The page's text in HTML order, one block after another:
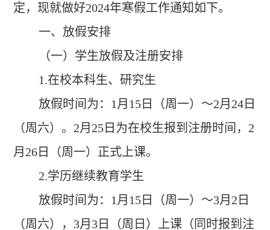
定，现就做好2024年寒假工作通知如下。
一、放假安排
（一）学生放假及注册安排
1.在校本科生、研究生
放假时间为： 1 月 15 日（周一）～2月 24 日
（周六）。 2月 25 日为在校生报到注册时间， 2
月 26 日（周一）正式上课。
2.学历继续教育学生
放假时间为： 1 月 15 日（周一）～3月 2 日
（周六）， 3月 3 日（周日）上课（同时报到注